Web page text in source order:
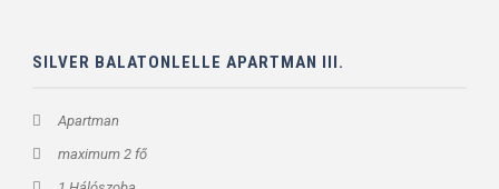
SILVER BALATONLELLE APARTMAN III.
Apartman
maximum 2 fő